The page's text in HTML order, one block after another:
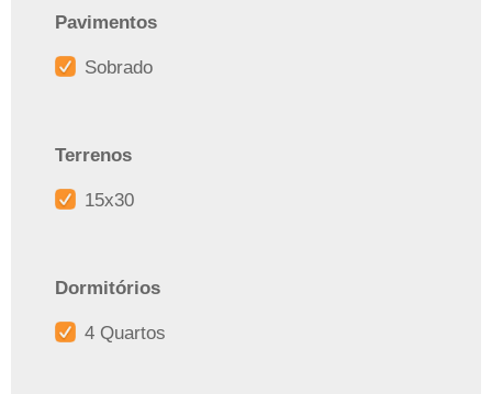
Pavimentos
Sobrado
Terrenos
15x30
Dormitórios
4 Quartos